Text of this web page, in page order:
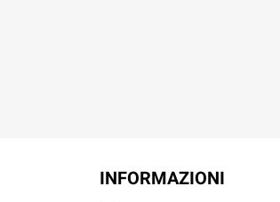
INFORMAZIONI